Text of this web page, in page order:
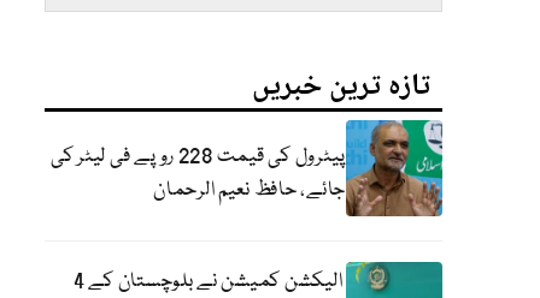
تازہ ترین خبریں
پیٹرول کی قیمت 228 روپے فی لیٹر کی
جائے، حافظ نعیم الرحمان
الیکشن کمیشن نے بلوچستان کے 4